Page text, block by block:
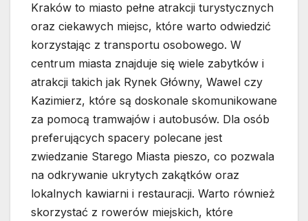
Kraków to miasto pełne atrakcji turystycznych
oraz ciekawych miejsc, które warto odwiedzić
korzystając z transportu osobowego. W
centrum miasta znajduje się wiele zabytków i
atrakcji takich jak Rynek Główny, Wawel czy
Kazimierz, które są doskonale skomunikowane
za pomocą tramwajów i autobusów. Dla osób
preferujących spacery polecane jest
zwiedzanie Starego Miasta pieszo, co pozwala
na odkrywanie ukrytych zakątków oraz
lokalnych kawiarni i restauracji. Warto również
skorzystać z rowerów miejskich, które